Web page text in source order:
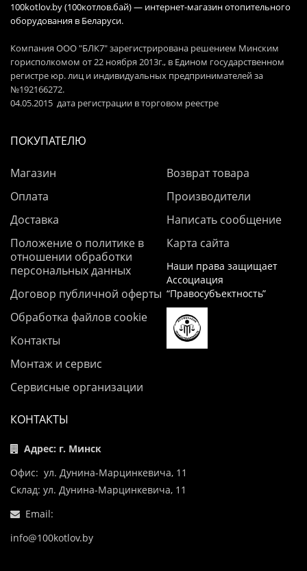
100kotlov.by (100котлов.бай) — интернет-магазин отопительного
оборудования в Беларуси.
Компания ООО "БЛК7" зарегистрирована решением Минским
горисполкомом от 22 ноября 2013г., в Едином государственном
регистре юр. лиц и индивидуальных предпринимателей за
№192166272.
04.05.2015 дата регистрации в торговом реестре
ПОКУПАТЕЛЮ
Магазин
Оплата
Доставка
Положение о политике в
отношении обработки
персональных данных
Договор публичной оферты
Обработка файлов cookie
Контакты
Монтаж и сервис
Сервисные организации
Возврат товара
Производители
Написать сообщение
Карта сайта
Наши права защищает
Ассоциация
“Правосубъектность”
КОНТАКТЫ
Адрес: г. Минск
Офис: ул. Дунина-Марцинкевича, 11
Склад: ул. Дунина-Марцинкевича, 11
Email:
info@100kotlov.by